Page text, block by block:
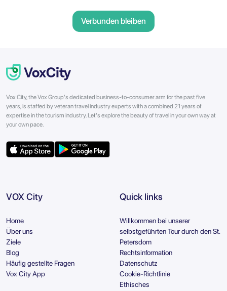
Verbunden bleiben
Vox City, the Vox Group's dedicated business-to-consumer arm for the past five
years, is staffed by veteran travel industry experts with a combined 21 years of
expertise in the tourism industry. Let's explore the beauty of travel in your own way at
your own pace.
VOX City
Home
Über uns
Ziele
Blog
Häufig gestellte Fragen
Vox City App
Quick links
Willkommen bei unserer
selbstgeführten Tour durch den St.
Petersdom
Rechtsinformation
Datenschutz
Cookie-Richtlinie
Ethisches